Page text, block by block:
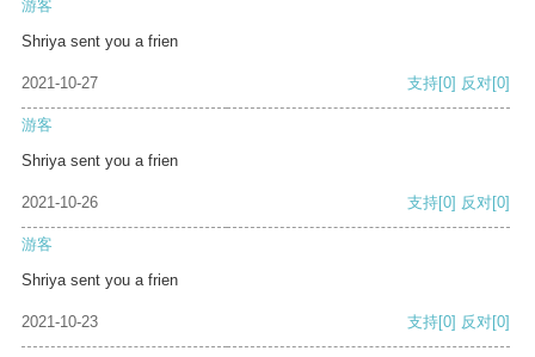
游客
Shriya sent you a frien
2021-10-27 支持[0] 反对[0]
游客
Shriya sent you a frien
2021-10-26 支持[0] 反对[0]
游客
Shriya sent you a frien
2021-10-23 支持[0] 反对[0]